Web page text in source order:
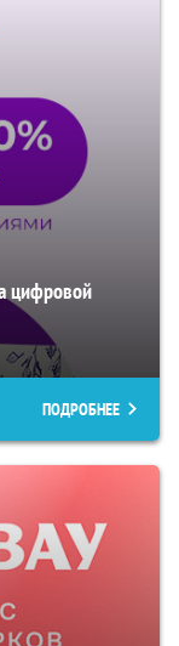
цифровой
ПОДРОБНЕЕ